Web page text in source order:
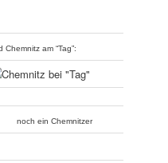
Chemnitz am “Tag”:
noch ein Chemnitzer